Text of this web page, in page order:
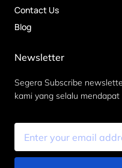
Contact Us
Blog
Newsletter
Segera Subscribe
kami yang selalu